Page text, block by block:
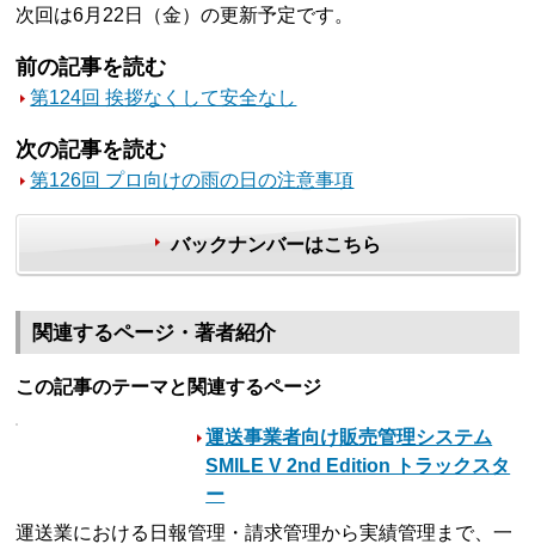
次回は6月22日（金）の更新予定です。
前の記事を読む
第124回 挨拶なくして安全なし
次の記事を読む
第126回 プロ向けの雨の日の注意事項
バックナンバーはこちら
関連するページ・著者紹介
この記事のテーマと関連するページ
運送事業者向け販売管理システム
SMILE V 2nd Edition トラックスタ
ー
運送業における日報管理・請求管理から実績管理まで、一